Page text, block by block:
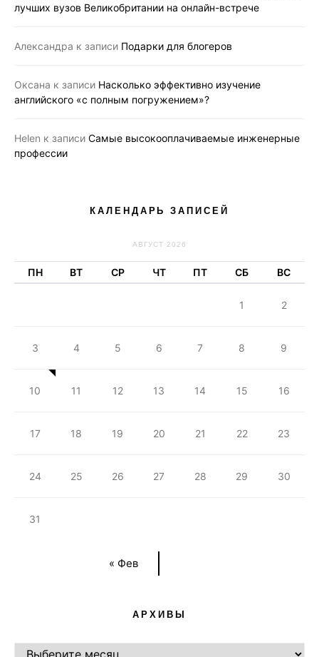
лучших вузов Великобритании на онлайн-встрече
Александра к записи Подарки для блогеров
Оксана к записи Насколько эффективно изучение
английского «с полным погружением»?
Helen к записи Самые высокооплачиваемые инженерные
профессии
КАЛЕНДАРЬ ЗАПИСЕЙ
АВГУСТ 2026
ПН ВТ СР ЧТ ПТ СБ ВС
« Фев
1 2
3 4 5 6 7 8 9
10 11 12 13 14 15 16
17 18 19 20 21 22 23
24 25 26 27 28 29 30
31
АРХИВЫ